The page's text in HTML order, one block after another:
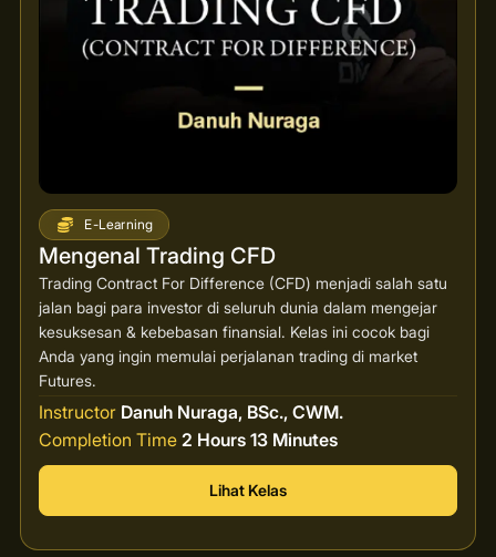
E-Learning
Mengenal Trading CFD
Trading Contract For Difference (CFD) menjadi salah satu
jalan bagi para investor di seluruh dunia dalam mengejar
kesuksesan & kebebasan finansial. Kelas ini cocok bagi
Anda yang ingin memulai perjalanan trading di market
Futures.
Instructor Danuh Nuraga, BSc., CWM.
Completion Time 2 Hours 13 Minutes
Lihat Kelas